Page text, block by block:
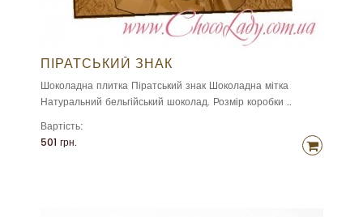
ПІРАТСЬКИЙ ЗНАК
Шоколадна плитка Піратський знак Шоколадна мітка
Натуральний бельгійський шоколад. Розмір коробки ..
Вартість:
501 грн.